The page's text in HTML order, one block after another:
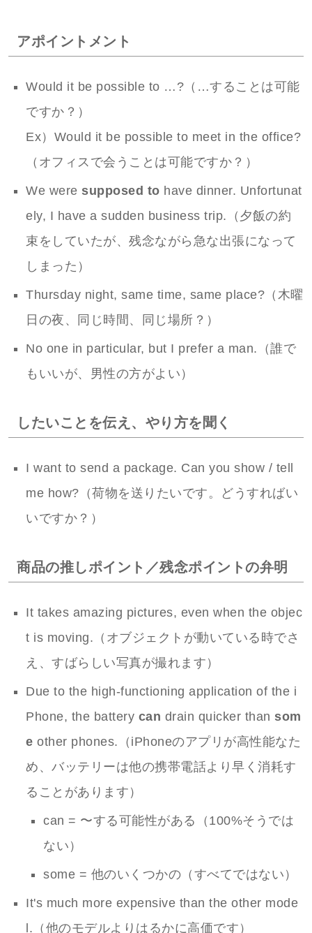
アポイントメント
Would it be possible to …?（…することは可能
ですか？）
Ex）Would it be possible to meet in the office?
（オフィスで会うことは可能ですか？）
We were supposed to have dinner. Unfortunat
ely, I have a sudden business trip.（夕飯の約
束をしていたが、残念ながら急な出張になって
しまった）
Thursday night, same time, same place?（木曜
日の夜、同じ時間、同じ場所？）
No one in particular, but I prefer a man.（誰で
もいいが、男性の方がよい）
したいことを伝え、やり方を聞く
I want to send a package. Can you show / tell
me how?（荷物を送りたいです。どうすればい
いですか？）
商品の推しポイント／残念ポイントの弁明
It takes amazing pictures, even when the objec
t is moving.（オブジェクトが動いている時でさ
え、すばらしい写真が撮れます）
Due to the high-functioning application of the i
Phone, the battery can drain quicker than som
e other phones.（iPhoneのアプリが高性能なた
め、バッテリーは他の携帯電話より早く消耗す
ることがあります）
can = 〜する可能性がある（100%そうでは
ない）
some = 他のいくつかの（すべてではない）
It's much more expensive than the other mode
l.（他のモデルよりはるかに高価です）